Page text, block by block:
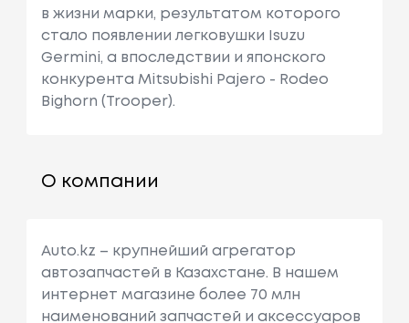
в жизни марки, результатом которого
стало появлении легковушки Isuzu
Germini, а впоследствии и японского
конкурента Mitsubishi Pajero - Rodeo
Bighorn (Trooper).
О компании
Auto.kz – крупнейший агрегатор
автозапчастей в Казахстане. В нашем
интернет магазине более 70 млн
наименований запчастей и аксессуаров